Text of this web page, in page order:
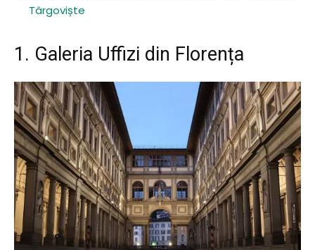
Târgoviște
1. Galeria Uffizi din Florența